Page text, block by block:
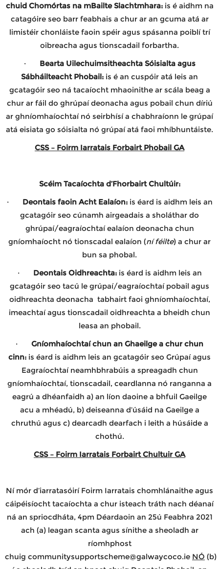
chuid Chomórtas na mBailte Slachtmhara: is é aidhm na
catagóire seo barr feabhais a chur ar an gcuma atá ar
limistéir chonláiste faoin spéir agus spásanna poiblí trí
oibreacha agus tionscadail forbartha.
· Bearta Uilechuimsitheachta Sóisialta agus
Sábháilteacht Phobail: is é an cuspóir atá leis an
gcatagóir seo ná tacaíocht mhaoinithe ar scála beag a
chur ar fáil do ghrúpaí deonacha agus pobail chun díriú
ar ghníomhaíochtaí nó seirbhísí a chabhraíonn le grúpaí
atá eisiata go sóisialta nó grúpaí atá faoi mhíbhuntáiste.
CSS – Foirm Iarratais Forbairt Phobail GA
Scéim Tacaíochta d’Fhorbairt Chultúir:
· Deontais faoin Acht Ealaíon: is éard is aidhm leis an
gcatagóir seo cúnamh airgeadais a sholáthar do
ghrúpaí/eagraíochtaí ealaíon deonacha chun
gníomhaíocht nó tionscadal ealaíon (ní féilte) a chur ar
bun sa phobal.
· Deontais Oidhreachta: is éard is aidhm leis an
gcatagóir seo tacú le grúpaí/eagraíochtaí pobail agus
oidhreachta deonacha tabhairt faoi ghníomhaíochtaí,
imeachtaí agus tionscadail oidhreachta a bheidh chun
leasa an phobail.
· Gníomhaíochtaí chun an Ghaeilge a chur chun
cinn: is éard is aidhm leis an gcatagóir seo Grúpaí agus
Eagraíochtaí neamhbhrabúis a spreagadh chun
gníomhaíochtaí, tionscadail, ceardlanna nó ranganna a
eagrú a dhéanfaidh a) an líon daoine a bhfuil Gaeilge
acu a mhéadú, b) deiseanna d’úsáid na Gaeilge a
chruthú agus c) dearcadh dearfach i leith a húsáide a
chothú.
CSS – Foirm Iarratais Forbairt Chultuir GA
Ní mór d’iarratasóirí Foirm Iarratais chomhlánaithe agus
cáipéisíocht tacaíochta a chur isteach tráth nach déanaí
ná an spriocdháta, 4pm Déardaoin an 25ú Feabhra 2021
ach (a) leagan scanta agus sínithe a sheoladh ar
ríomhphost
chuig communitysupportscheme@galwaycoco.ie NÓ (b)